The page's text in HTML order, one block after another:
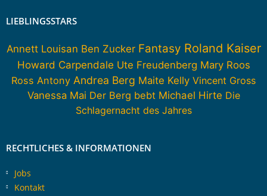
LIEBLINGSSTARS
Annett Louisan Ben Zucker Fantasy Roland Kaiser
Howard Carpendale Ute Freudenberg Mary Roos
Ross Antony Andrea Berg Maite Kelly Vincent Gross
Vanessa Mai Der Berg bebt Michael Hirte Die
Schlagernacht des Jahres
RECHTLICHES & INFORMATIONEN
Jobs
Kontakt